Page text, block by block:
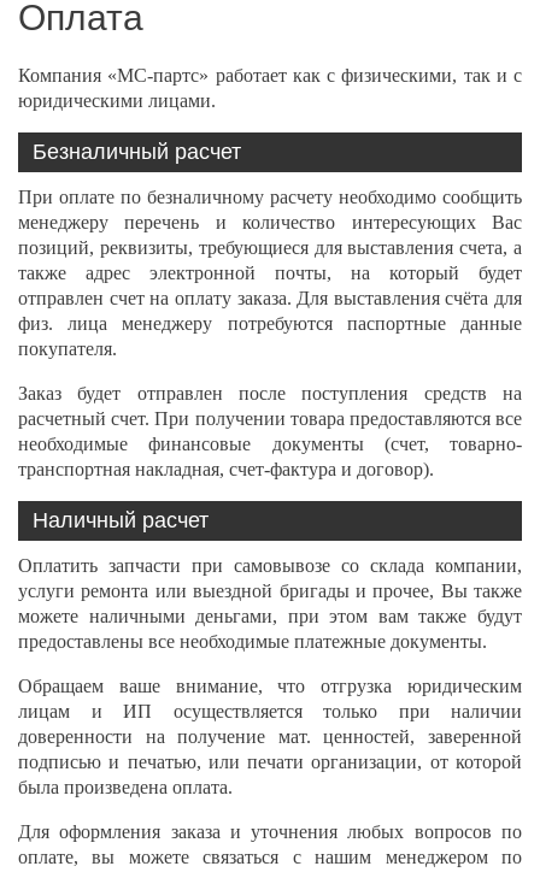
Оплата
Компания «МС-партс» работает как с физическими, так и с
юридическими лицами.
Безналичный расчет
При оплате по безналичному расчету необходимо сообщить
менеджеру перечень и количество интересующих Вас
позиций, реквизиты, требующиеся для выставления счета, а
также адрес электронной почты, на который будет
отправлен счет на оплату заказа. Для выставления счёта для
физ. лица менеджеру потребуются паспортные данные
покупателя.
Заказ будет отправлен после поступления средств на
расчетный счет. При получении товара предоставляются все
необходимые финансовые документы (счет, товарно-
транспортная накладная, счет-фактура и договор).
Наличный расчет
Оплатить запчасти при самовывозе со склада компании,
услуги ремонта или выездной бригады и прочее, Вы также
можете наличными деньгами, при этом вам также будут
предоставлены все необходимые платежные документы.
Обращаем ваше внимание, что отгрузка юридическим
лицам и ИП осуществляется только при наличии
доверенности на получение мат. ценностей, заверенной
подписью и печатью, или печати организации, от которой
была произведена оплата.
Для оформления заказа и уточнения любых вопросов по
оплате, вы можете связаться с нашим менеджером по